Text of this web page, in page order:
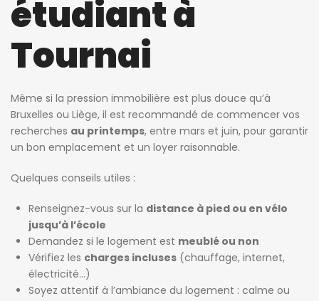
étudiant à
Tournai
Même si la pression immobilière est plus douce qu’à
Bruxelles ou Liège, il est recommandé de commencer vos
recherches au printemps, entre mars et juin, pour garantir
un bon emplacement et un loyer raisonnable.
Quelques conseils utiles :
Renseignez-vous sur la distance à pied ou en vélo
jusqu’à l’école
Demandez si le logement est meublé ou non
Vérifiez les charges incluses (chauffage, internet,
électricité…)
Soyez attentif à l’ambiance du logement : calme ou